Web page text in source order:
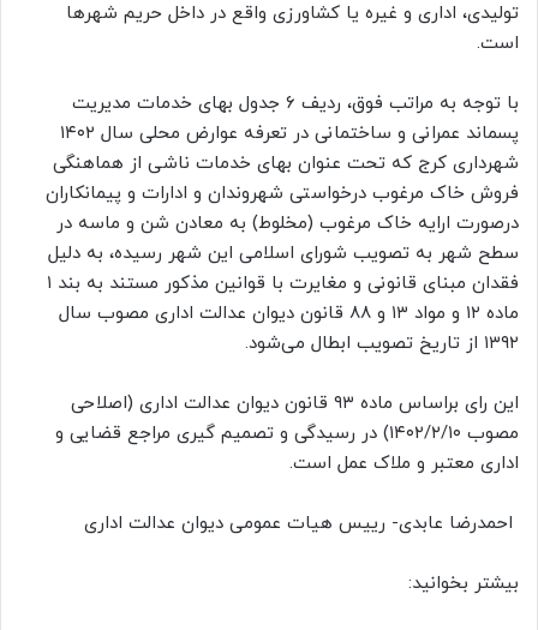
تولیدی، اداری و غیره یا کشاورزی واقع در داخل حریم شهرها
است.
با توجه به مراتب فوق، ردیف ۶ جدول بهای خدمات مدیریت
پسماند عمرانی و ساختمانی در تعرفه عوارض محلی سال ۱۴۰۲
شهرداری کرج که تحت عنوان بهای خدمات ناشی از هماهنگی
فروش خاک مرغوب درخواستی شهروندان و ادارات و پیمانکاران
درصورت ارایه خاک مرغوب (مخلوط) به معادن شن و ماسه در
سطح شهر به تصویب شورای اسلامی این شهر رسیده، به دلیل
فقدان مبنای قانونی و مغایرت با قوانین مذکور مستند به بند ۱
ماده ۱۲ و مواد ۱۳ و ۸۸ قانون دیوان عدالت اداری مصوب سال
۱۳۹۲ از تاریخ تصویب ابطال می‌شود.
این رای براساس ماده ۹۳ قانون دیوان عدالت اداری (اصلاحی
مصوب ۱۴۰۲/۲/۱۰) در رسیدگی و تصمیم
گیری مراجع قضایی و
اداری معتبر و ملاک عمل است.
احمدرضا عابدی- رییس هیات عمومی دیوان عدالت اداری
بیشتر بخوانید: